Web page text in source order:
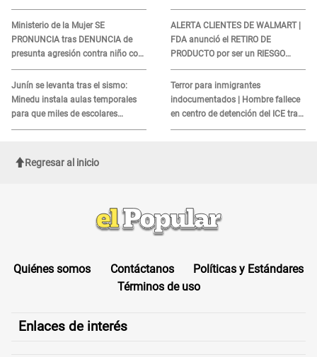
Ministerio de la Mujer SE
PRONUNCIA tras DENUNCIA de
presunta agresión contra niño con
autismo en Surco
Junín se levanta tras el sismo:
Minedu instala aulas temporales
para que miles de escolares
vuelvan a clases
ALERTA CLIENTES DE WALMART |
FDA anunció el RETIRO DE
PRODUCTO por ser un RIESGO
MORTAL para consumidores: ¿Cuál
es?
Terror para inmigrantes
indocumentados | Hombre fallece
en centro de detención del ICE tras
sufrir una "emergencia médica"
Regresar al inicio
Quiénes somos Contáctanos
Políticas y Estándares
Términos de uso
Enlaces de interés